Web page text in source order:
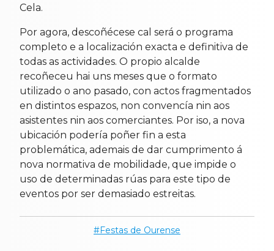
Cela.
Por agora, descoñécese cal será o programa
completo e a localización exacta e definitiva de
todas as actividades. O propio alcalde
recoñeceu hai uns meses que o formato
utilizado o ano pasado, con actos fragmentados
en distintos espazos, non convencía nin aos
asistentes nin aos comerciantes. Por iso, a nova
ubicación podería poñer fin a esta
problemática, ademais de dar cumprimento á
nova normativa de mobilidade, que impide o
uso de determinadas rúas para este tipo de
eventos por ser demasiado estreitas.
Festas de Ourense